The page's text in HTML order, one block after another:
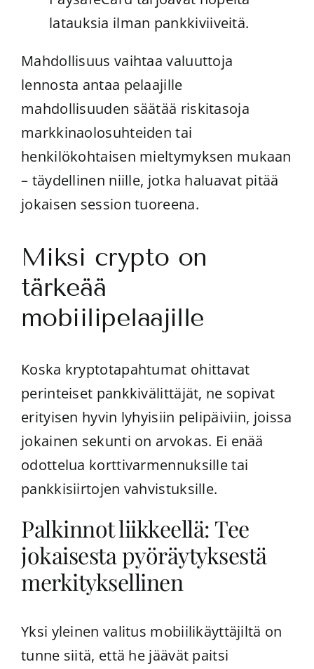
latauksia ilman pankkiviiveitä.
Mahdollisuus vaihtaa valuuttoja
lennosta antaa pelaajille
mahdollisuuden säätää riskitasoja
markkinaolosuhteiden tai
henkilökohtaisen mieltymyksen mukaan
– täydellinen niille, jotka haluavat pitää
jokaisen session tuoreena.
Miksi crypto on
tärkeää
mobiilipelaajille
Koska kryptotapahtumat ohittavat
perinteiset pankkivälittäjät, ne sopivat
erityisen hyvin lyhyisiin pelipäiviin, joissa
jokainen sekunti on arvokas. Ei enää
odottelua korttivarmennuksille tai
pankkisiirtojen vahvistuksille.
Palkinnot liikkeellä: Tee
jokaisesta pyöräytyksestä
merkityksellinen
Yksi yleinen valitus mobiilikäyttäjiltä on
tunne siitä, että he jäävät paitsi